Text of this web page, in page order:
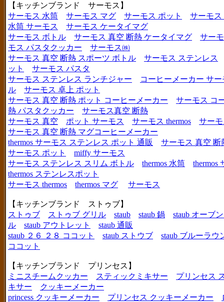
【キッチンブランド サーモス】
サーモス 水筒
サーモス マグ サーモス ポット
サーモス
水筒 サーモス
サーモス ケータイマグ
サーモス ボトル
サーモス 真空 断熱 ケータイマグ
サー
モス パスタクッカー
サーモス㈱
サーモス 真空 断熱 スポーツ ボトル
サーモス ステンレス
ット
サーモス パスタ
サーモス ステンレス ランチジャー
コーヒーメーカー サー
ル
サーモス 卓上 ポット
サーモス 真空 断熱 ポット コーヒーメーカー
サーモス コ
熱 パスタクッカー
サーモス真空 断熱
サーモス 真空
ポット サーモス サーモス thermos
サー
サーモス 真空 断熱 マグコーヒーメーカー
thermos サーモス ステンレス ポット 通販
サーモス 真空 断
サーモス ポット
miffy サーモス
サーモス ステンレス スリム ボトル
thermos 水筒
thermos
thermos ステンレスポット
サーモス thermos
thermos マグ サーモス
【キッチンブランド ストゥブ】
ストゥブ
ストゥブ グリル staub staub 鍋
staub オーブ
ル
staub アウトレット
staub 通販
staub ２６ ２８ ココット
staub ストウブ
staub ブルーラウ
ココット
【キッチンブランド プリンセス】
ミニスチームクッカー
スティックミキサー
プリンセス
キサー
クッキーメーカー
princess クッキーメーカー
プリンセス クッキーメーカー